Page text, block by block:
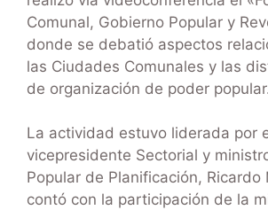
Comunal, Gobierno Popular y
donde se debatió aspectos
las Ciudades Comunales y las
de organización de poder
La actividad estuvo liderada por
vicepresidente Sectorial y
Popular de Planificación, Ricardo
contó con la participación de la